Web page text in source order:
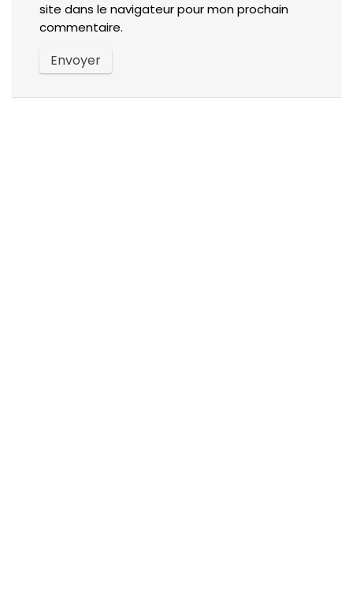
site dans le navigateur pour mon prochain
commentaire.